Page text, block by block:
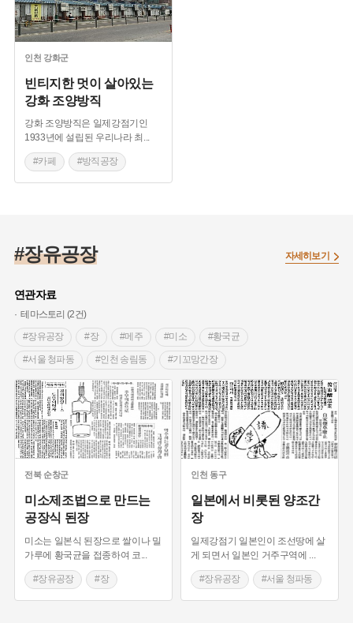
인천 강화군
빈티지한 멋이 살아있는
강화 조양방직
강화 조양방직은 일제강점기인
1933년에 설립된 우리나라 최 ...
#카페 #방직공장
#문화공간 #강화
#장유공장
연관자료
테마스토리 (2건)
#장유공장
#장 #메주 #미소 #황국균
#서울 청파동 #인천 송림동 #기꼬망간장
#양조간장 #일본간장
자세히보기
전북 순창군
미소제조법으로 만드는
공장식 된장
미소는 일본식 된장으로 쌀이나 밀
가루에 황국균을 접종하여 코...
#장유공장 #장
#메주 #미소
인천 동구
일본에서 비롯된 양조간
장
일제강점기 일본인이 조선땅에 살
게 되면서 일본인 거주구역에 ...
#장유공장 #서울 청파동
#인천 송림동